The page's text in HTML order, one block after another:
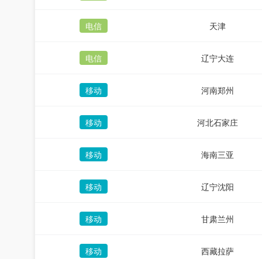
电信 天津
电信 辽宁大连
移动 河南郑州
移动 河北石家庄
移动 海南三亚
移动 辽宁沈阳
移动 甘肃兰州
移动 西藏拉萨